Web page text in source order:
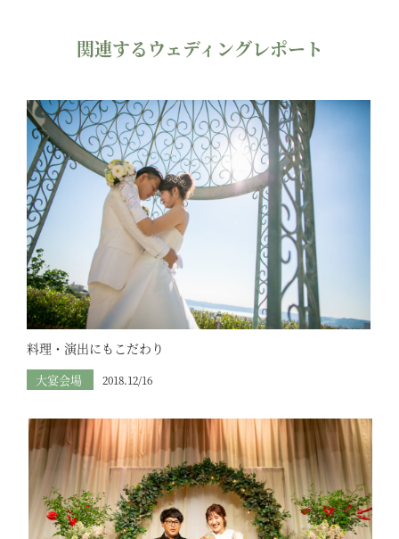
関連するウェディングレポート
料理・演出にもこだわり
大宴会場 2018.12/16